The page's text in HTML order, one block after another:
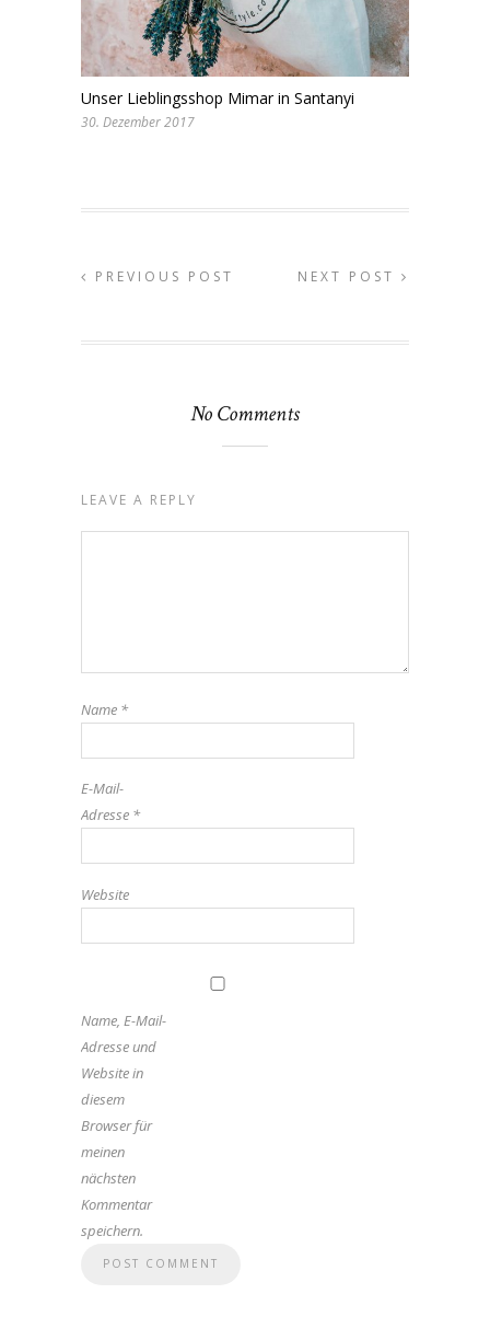
Unser Lieblingsshop Mimar in Santanyi
30. Dezember 2017
PREVIOUS POST NEXT POST
No Comments
LEAVE A REPLY
Name *
E-Mail-
Adresse *
Website
Name, E-Mail-
Adresse und
Website in
diesem
Browser für
meinen
nächsten
Kommentar
speichern.